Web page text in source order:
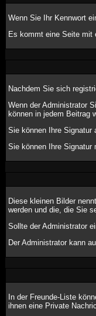
Wenn Sie Ihr Kennwort
Es kommt eine Seite mit
Nachdem Sie sich
Wenn der Administrator
können in jedem Beitrag
Sie können Ihre Signatur
Sie können Ihre Signatur
Diese kleinen Bilder
werden und die, die Sie
Sollte der Administrator
Der Administrator kann
In der Freunde-Liste
ihnen eine Private